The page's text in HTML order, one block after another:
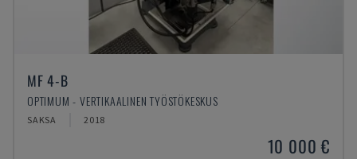
MF 4-B
OPTIMUM - VERTIKAALINEN TYÖSTÖKESKUS
SAKSA 2018
10 000 €